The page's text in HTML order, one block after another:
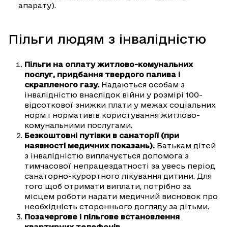
апарату).
Пільги людям з інвалідністю
Пільги на оплату житлово-комунальних
послуг, придбання твердого палива і
скрапленого газу. Надаються особам з
інвалідністю внаслідок війни у розмірі 100-
відсоткової знижки плати у межах соціальних
норм і нормативів користування житлово-
комунальними послугами.
Безкоштовні путівки в санаторії (при
наявності медичних показань). Батькам дітей
з інвалідністю виплачується допомога з
тимчасової непрацездатності за увесь період
санаторно-курортного лікування дитини. Для
того щоб отримати виплати, потрібно за
місцем роботи надати медичний висновок про
необхідність стороннього догляду за дітьми.
Позачергове і пільгове встановлення